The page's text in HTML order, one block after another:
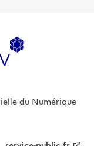
du Numérique